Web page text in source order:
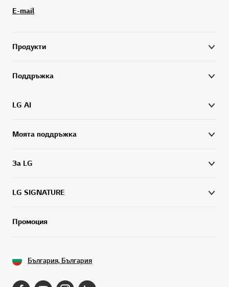
E-mail
Продукти
Поддръжка
LG AI
Моята поддръжка
За LG
LG SIGNATURE
Промоция
България, България